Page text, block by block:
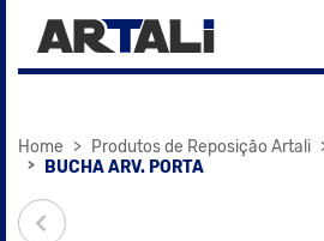
Home Produtos de Reposição Artali
BUCHA ARV. PORTA